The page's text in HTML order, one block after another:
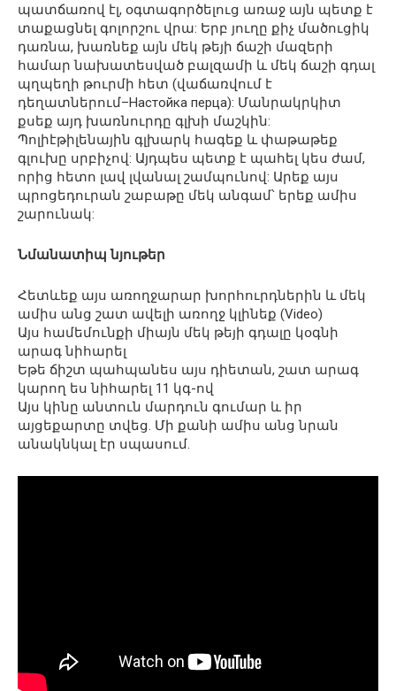
պատճառով էլ, օգտագործելուց առաջ այն պետք է
տաքացնել գոլորշու վրա: Երբ յուղը քիչ մածուցիկ
դառնա, խառնեք այն մեկ թեյի ճաշի մազերի
համար նախատեսված բալզամի և մեկ ճաշի գդալ
պղպեղի թուրմի հետ (վաճառվում է
դեղատներում–Настойка перца): Մանրակրկիտ
քսեք այդ խառնուրդը գլխի մաշկին:
Պոլիէթիլենային գլխարկ հագեք և փաթաթեք
գլուխը սրբիչով: Այդպես պետք է պահել կես ժամ,
որից հետո լավ լվանալ շամպունով: Արեք այս
պրոցեդուրան շաբաթը մեկ անգամ՝ երեք ամիս
շարունակ:
Նմանատիպ նյութեր
Հետևեք այս առողջարար խորհուրդներին և մեկ
ամիս անց շատ ավելի առողջ կլինեք (Video)
Այս համեմունքի միայն մեկ թեյի գդալը կօգնի
արագ նիհարել
Եթե ճիշտ պահպանես այս դիետան, շատ արագ
կարող ես նիհարել 11 կգ-ով
Այս կինը անտուն մարդուն գումար և իր
այցեքարտը տվեց. Մի քանի ամիս անց նրան
անակնկալ էր սպասում.